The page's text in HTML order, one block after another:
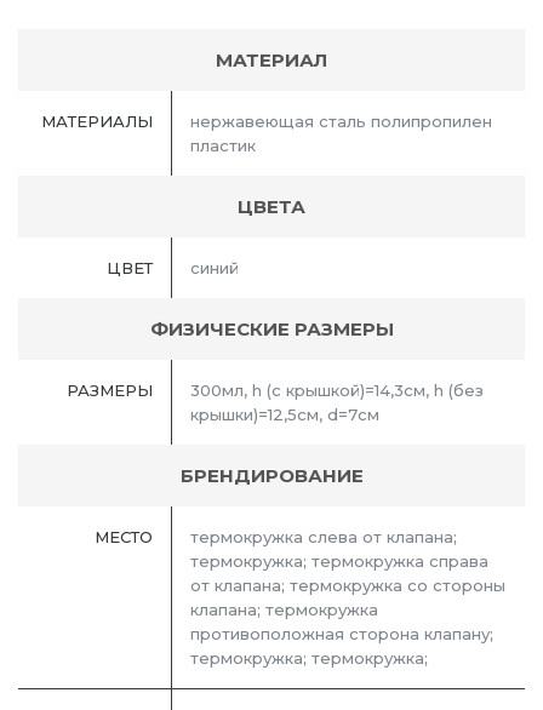
МАТЕРИАЛ
МАТЕРИАЛЫ
нержавеющая сталь полипропилен
пластик
ЦВЕТА
ЦВЕТ синий
ФИЗИЧЕСКИЕ РАЗМЕРЫ
РАЗМЕРЫ
300мл, h (с крышкой)=14,3см, h (без
крышки)=12,5см, d=7см
БРЕНДИРОВАНИЕ
МЕСТО
термокружка слева от клапана;
термокружка; термокружка справа
от клапана; термокружка со стороны
клапана; термокружка
противоположная сторона клапану;
термокружка; термокружка;